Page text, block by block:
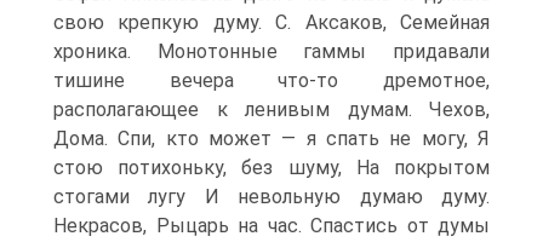
свою крепкую думу. С. Аксаков, Семейная
хроника. Монотонные гаммы придавали
тишине вечера что-то дремотное,
располагающее к ленивым думам. Чехов,
Дома. Спи, кто может — я спать не могу, Я
стою потихоньку, без шуму, На покрытом
стогами лугу И невольную думаю думу.
Некрасов, Рыцарь на час. Спастись от думы